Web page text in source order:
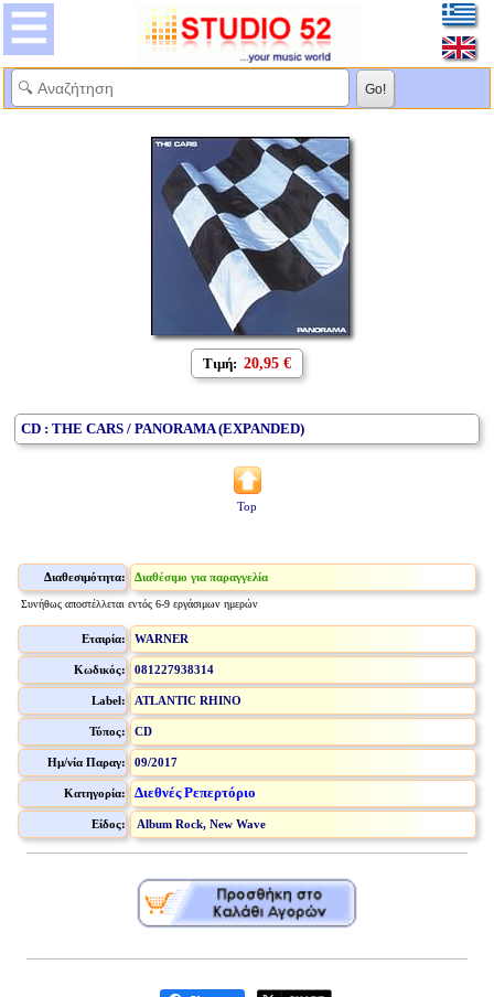
Τιμή: 20,95 €
CD : THE CARS / PANORAMA (EXPANDED)
Top
Διαθεσιμότητα: Διαθέσιμο για παραγγελία
Συνήθως αποστέλλεται εντός 6-9 εργάσιμων ημερών
Εταιρία: WARNER
Κωδικός: 081227938314
Label: ATLANTIC RHINO
Τύπος: CD
Ημ/νία Παραγ: 09/2017
Κατηγορία: Διεθνές Ρεπερτόριο
Είδος: Album Rock, New Wave